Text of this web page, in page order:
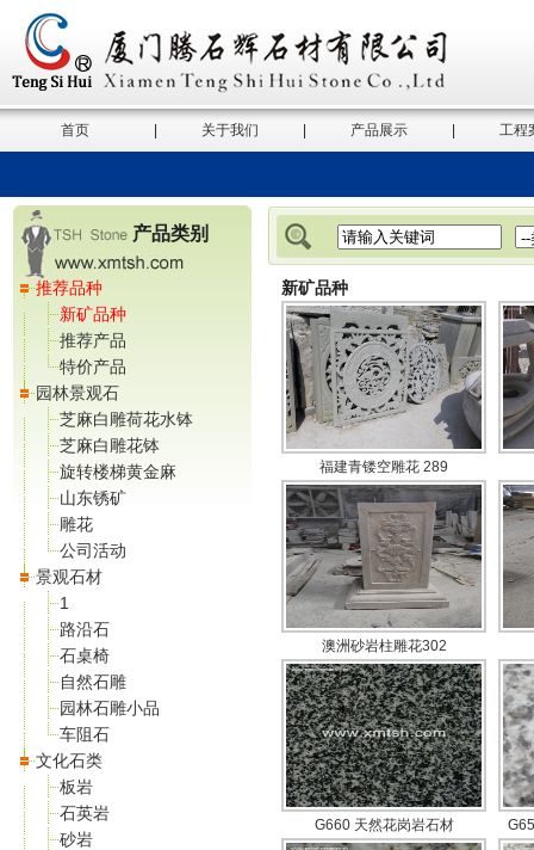
首页 关于我们 产品展示 工程
产品类别
推荐品种
新矿品种
推荐产品
特价产品
园林景观石
芝麻白雕荷花水钵
芝麻白雕花钵
旋转楼梯黄金麻
山东锈矿
雕花
公司活动
景观石材
1
路沿石
石桌椅
自然石雕
园林石雕小品
车阻石
文化石类
板岩
石英岩
砂岩
新矿品种
福建青镂空雕花 289
澳洲砂岩柱雕花302
G660 天然花岗岩石材